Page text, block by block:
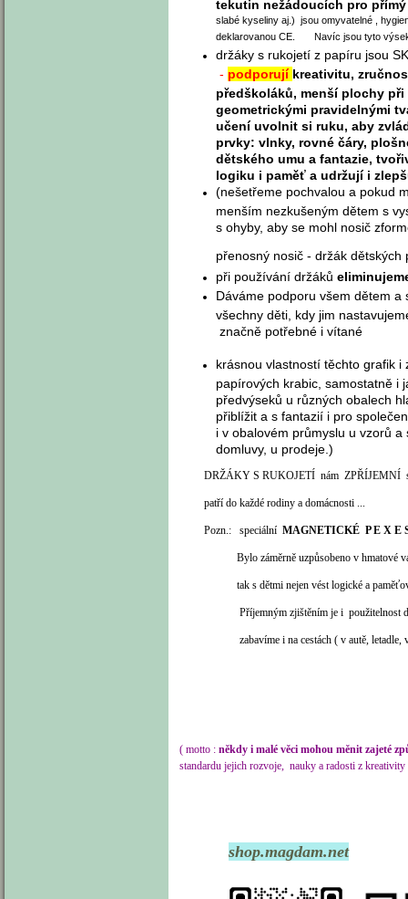
tekutin nežádoucích pro
slabé kyseliny aj.) jsou omyvatelné ,
deklarovanou CE. Navíc jsou tyto
držáky s rukojetí z papíru jsou
- podporují kreativitu,
předškoláků, menší plochy
geometrickými pravidelnými
učení uvolnit si ruku, aby
prvky: vlnky, rovné čáry,
dětského umu a fantazie,
logiku i paměť a udržují i
(nešetřeme pochvalou a pokud
menším nezkušeným dětem s
s ohyby, aby se mohl nosič
přenosný nosič - držák
při používání držáků
Dáváme podporu všem dětem a
všechny děti, kdy jim
krásnou vlastností těchto grafik
papírových krabic, samostatně i
předvýseků u různých obalech
přiblížit a s fantazií i pro
i v obalovém průmyslu u vzorů
domluvy, u prodeje.)
DRŽÁKY S RUKOJETÍ nám ZPŘÍJEMNÍ
patří do každé rodiny a domácnosti ...
Pozn.: speciální MAGNETICKÉ P E X E
Bylo záměrně uzpůsobeno v hmatové
tak s dětmi nejen vést logické a paměťové tj.
Příjemným zjištěním je i použitelnost dětí v
zabavíme i na cestách ( v autě, letadle, ve
( motto : někdy i malé věci mohou měnit zajeté
standardu jejich rozvoje, nauky a radosti z
shop.magdam.net